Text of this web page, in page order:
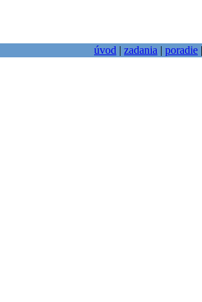
úvod | zadania | poradie